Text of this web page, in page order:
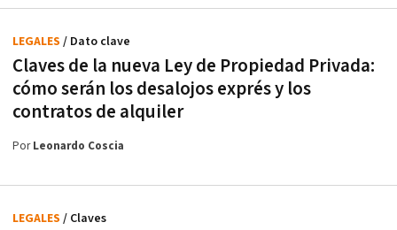
Claves de la nueva Ley de Propiedad Privada:
cómo serán los desalojos exprés y los
contratos de alquiler
LEGALES / Dato clave
PorLeonardo Coscia
LEGALES / Claves